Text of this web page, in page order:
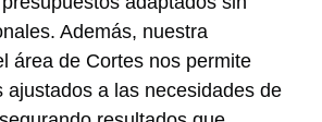
Además, nuestra
área de Cortes nos permite
ajustados a las necesidades de